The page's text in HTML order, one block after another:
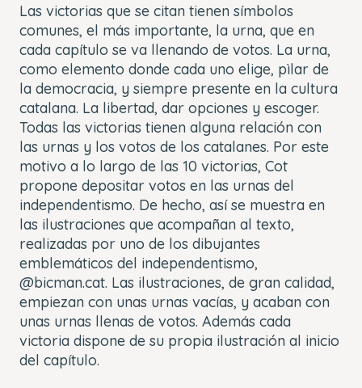
Las victorias que se citan tienen símbolos
comunes, el más importante, la urna, que en
cada capítulo se va llenando de votos. La urna,
como elemento donde cada uno elige, pìlar de
la democracia, y siempre presente en la cultura
catalana. La libertad, dar opciones y escoger.
Todas las victorias tienen alguna relación con
las urnas y los votos de los catalanes. Por este
motivo a lo largo de las 10 victorias, Cot
propone depositar votos en las urnas del
independentismo. De hecho, así se muestra en
las ilustraciones que acompañan al texto,
realizadas por uno de los dibujantes
emblemáticos del independentismo,
@bicman.cat. Las ilustraciones, de gran calidad,
empiezan con unas urnas vacías, y acaban con
unas urnas llenas de votos. Además cada
victoria dispone de su propia ilustración al inicio
del capítulo.